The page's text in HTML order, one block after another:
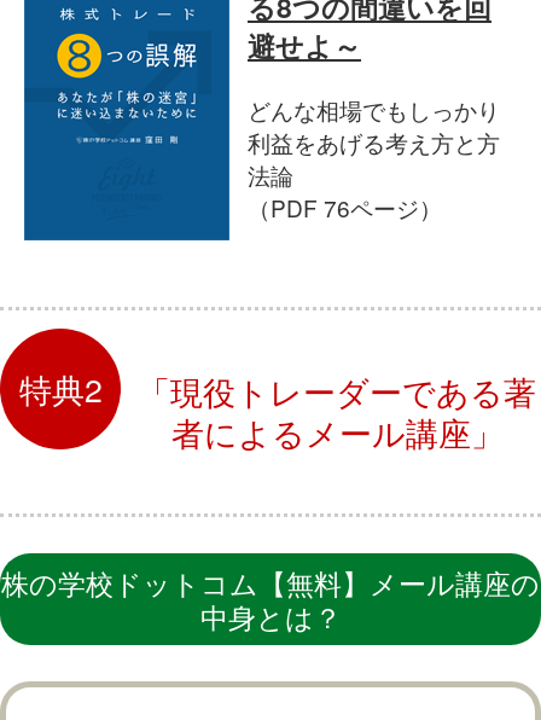
避せよ～
どんな相場でもしっかり
利益をあげる考え方と方
法論
（PDF 76ページ）
「現役トレーダーである著
者によるメール講座」
株の学校ドットコム【無料】メール講座の
中身とは？